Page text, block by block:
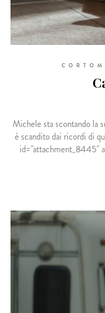
Michele sta scontando la
è scandito dai ricordi di
id="attachment_8445"